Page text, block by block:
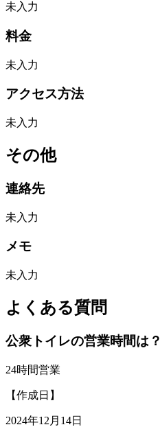
未入力
料金
未入力
アクセス方法
未入力
その他
連絡先
未入力
メモ
未入力
よくある質問
公衆トイレの営業時間は？
24時間営業
【作成日】
2024年12月14日